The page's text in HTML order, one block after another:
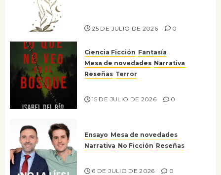
25 DE JULIO DE 2026 0
Ciencia Ficción Fantasía
Mesa de novedades Narrativa
Reseñas Terror
15 DE JULIO DE 2026 0
Ensayo Mesa de novedades
Narrativa No Ficción Reseñas
6 DE JULIO DE 2026 0